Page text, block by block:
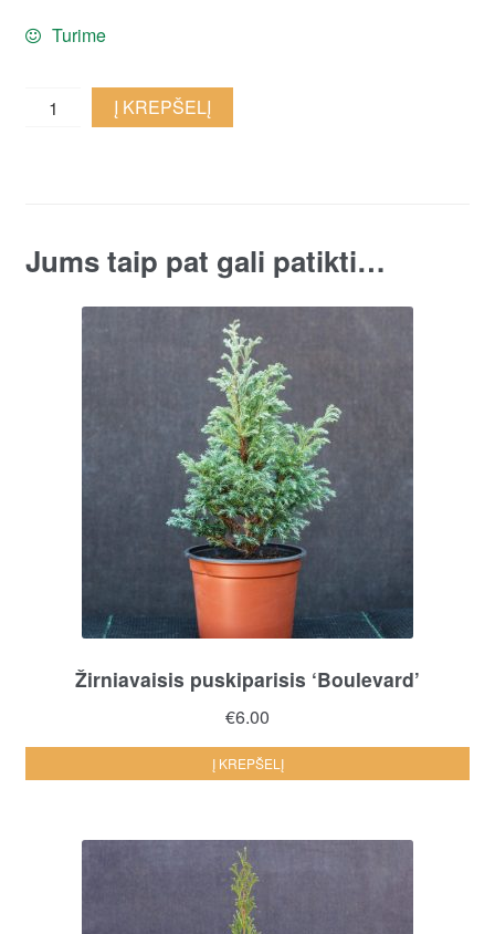
Turime
Lausono
puskiparisis
Į KREPŠELĮ
Jums taip pat gali patikti…
Žirniavaisis puskiparisis ‘Boulevard’
€6.00
Į KREPŠELĮ